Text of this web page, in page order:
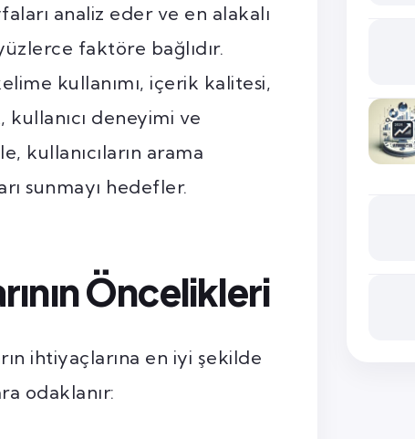
analiz eder ve en alakalı
faktöre bağlıdır.
kullanımı, içerik kalitesi,
kullanıcı deneyimi ve
kullanıcıların arama
sunmayı hedefler.
Öncelikleri
ihtiyaçlarına en iyi şekilde
odaklanır: